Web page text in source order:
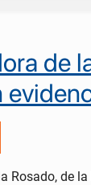
de
Rosado, de